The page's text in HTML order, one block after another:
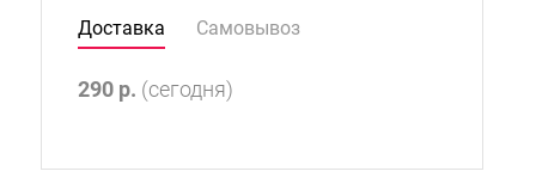
Доставка Самовывоз
290 р. (сегодня)